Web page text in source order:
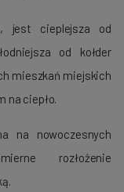
jest cieplejsza od
od kołder
mieszkań miejskich
na ciepło.
na nowoczesnych
rozłożenie